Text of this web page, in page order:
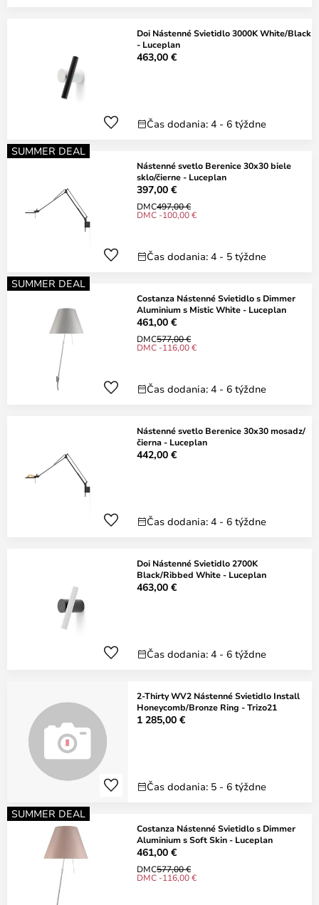
Doi Nástenné Svietidlo 3000K White/Black
- Luceplan
463,00 €
Čas dodania: 4 - 6 týždne
SUMMER DEAL
Nástenné svetlo Berenice 30x30 biele
sklo/čierne - Luceplan
397,00 €
DMC497,00 €
DMC -100,00 €
Čas dodania: 4 - 5 týždne
SUMMER DEAL
Costanza Nástenné Svietidlo s Dimmer
Aluminium s Mistic White - Luceplan
461,00 €
DMC577,00 €
DMC -116,00 €
Čas dodania: 4 - 6 týždne
Nástenné svetlo Berenice 30x30 mosadz/
čierna - Luceplan
442,00 €
Čas dodania: 4 - 6 týždne
Doi Nástenné Svietidlo 2700K
Black/Ribbed White - Luceplan
463,00 €
Čas dodania: 4 - 6 týždne
2-Thirty WV2 Nástenné Svietidlo Install
Honeycomb/Bronze Ring - Trizo21
1 285,00 €
Čas dodania: 5 - 6 týždne
SUMMER DEAL
Costanza Nástenné Svietidlo s Dimmer
Aluminium s Soft Skin - Luceplan
461,00 €
DMC577,00 €
DMC -116,00 €